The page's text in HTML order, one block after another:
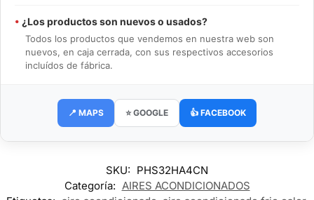
• ¿Los productos son nuevos o usados?
Todos los productos que vendemos en nuestra web son
nuevos, en caja cerrada, con sus respectivos accesorios
incluídos de fábrica.
📍 MAPS ⭐ GOOGLE 👍 FACEBOOK
SKU: PHS32HA4CN
Categoría: AIRES ACONDICIONADOS